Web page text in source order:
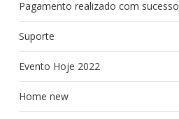
Pagamento realizado com sucesso
Suporte
Evento Hoje 2022
Home new